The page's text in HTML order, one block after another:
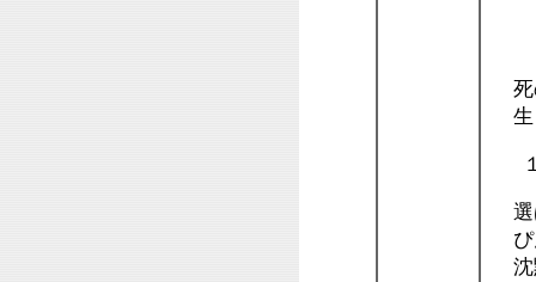
死
生
１
選
ぴ
沈